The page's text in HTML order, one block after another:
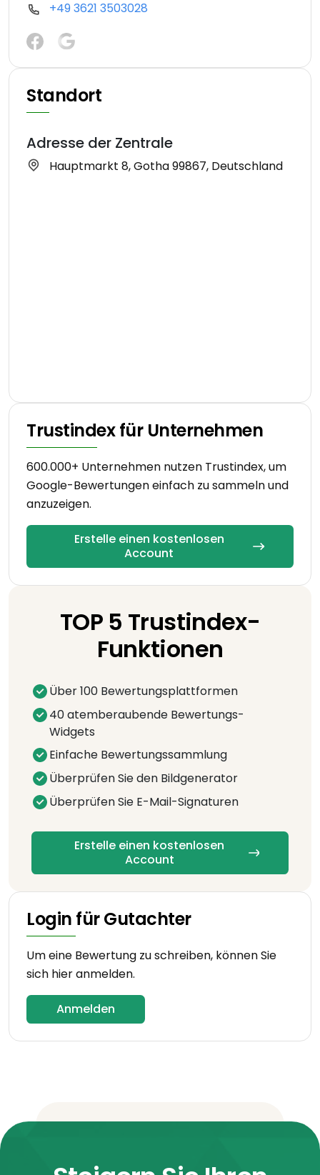
+49 3621 3503028
Standort
Adresse der Zentrale
Hauptmarkt 8, Gotha 99867, Deutschland
Trustindex für Unternehmen
600.000+ Unternehmen nutzen Trustindex, um
Google-Bewertungen einfach zu sammeln und
anzuzeigen.
Erstelle einen kostenlosen
Account
TOP 5 Trustindex-
Funktionen
Über 100 Bewertungsplattformen
40 atemberaubende Bewertungs-
Widgets
Einfache Bewertungssammlung
Überprüfen Sie den Bildgenerator
Überprüfen Sie E-Mail-Signaturen
Erstelle einen kostenlosen
Account
Login für Gutachter
Um eine Bewertung zu schreiben, können Sie
sich hier anmelden.
Anmelden